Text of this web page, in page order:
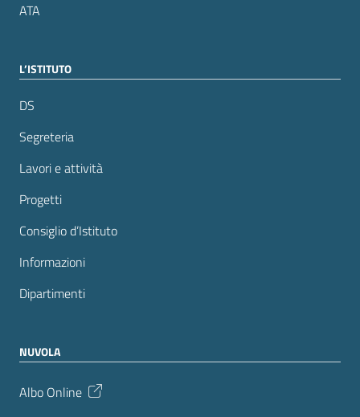
ATA
L’ISTITUTO
DS
Segreteria
Lavori e attività
Progetti
Consiglio d’Istituto
Informazioni
Dipartimenti
NUVOLA
Albo Online